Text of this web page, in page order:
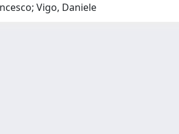
Vigo, Daniele